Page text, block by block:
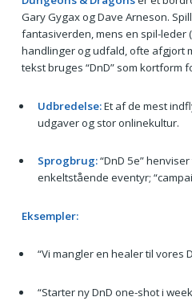
Gary Gygax og Dave Arneson.
fantasiverden, mens en spil-leder
handlinger og udfald, ofte afgjort
tekst bruges “DnD” som kortform
Udbredelse:Et af de mest
udgaver og stor onlinekultur.
Sprogbrug:“DnD 5e”
enkeltstående eventyr;
Eksempler:
“Vi mangler en healer til vores
“Starter ny DnD one-shot i